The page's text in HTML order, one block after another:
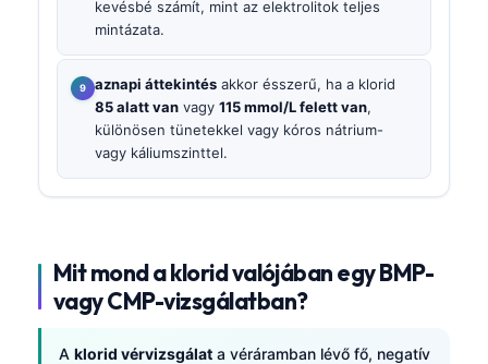
kevésbé számít, mint az elektrolitok teljes
mintázata.
aznapi áttekintés akkor ésszerű, ha a klorid
85 alatt van vagy 115 mmol/L felett van,
különösen tünetekkel vagy kóros nátrium-
vagy káliumszinttel.
Mit mond a klorid valójában egy BMP-
vagy CMP-vizsgálatban?
A klorid vérvizsgálat a véráramban lévő fő, negatív